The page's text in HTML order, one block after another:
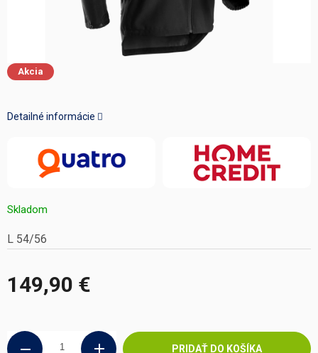
Akcia
149,90 €
Skladom
PRIDAŤ DO KOŠÍKA
L 54/56
Detailné informácie